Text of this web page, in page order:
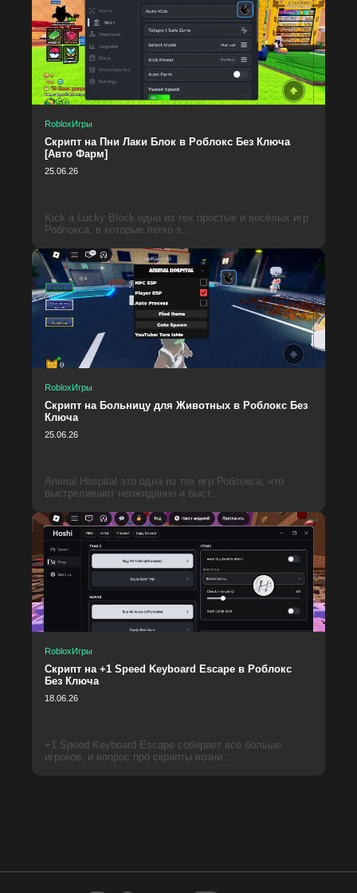
RobloxИгры
Скрипт на Пни Лаки Блок в Роблокс Без Ключа
[Авто Фарм]
25.06.26
Kick a Lucky Block одна из тех простых и весёлых игр
Роблокса, в которые легко з...
RobloxИгры
Скрипт на Больницу для Животных в Роблокс Без
Ключа
25.06.26
Animal Hospital это одна из тех игр Роблокса, что
выстреливают неожиданно и быст...
RobloxИгры
Скрипт на +1 Speed Keyboard Escape в Роблокс
Без Ключа
18.06.26
+1 Speed Keyboard Escape собирает всё больше
игроков, и вопрос про скрипты возни...